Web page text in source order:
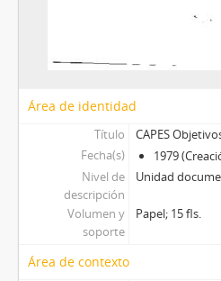
Área de identidad
Título
CAPES
Fecha(s)
1979
Nivel de
descripción
Unidad
Volumen y
soporte
Papel; 15 fls.
Área de contexto